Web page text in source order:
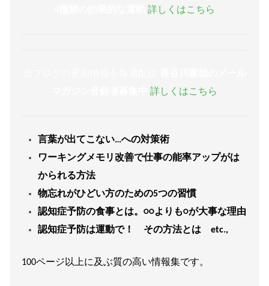
詳しくはこちら
詳しくはこちら
言葉が出てこない…への対策術
ワーキングメモリ改善で仕事の能率アップがは
かられる方法
物忘れがひどい方のための5つの習慣
認知症予防の食事とは。○○よりも○が大事な理由
認知症予防は運動で！ その方法とは etc.,
100ページ以上に及ぶ質の高い情報集です。